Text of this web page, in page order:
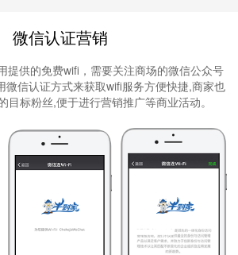
微信认证营销
提供的免费wifi，需要关注商场的微信公众号
微信认证方式来获取wifi服务方便快捷,商家也
目标粉丝,便于进行营销推广等商业活动。